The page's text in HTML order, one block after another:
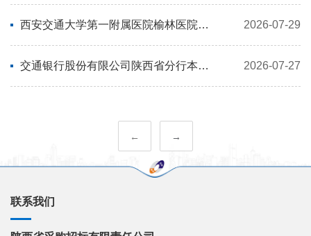
西安交通大学第一附属医院榆林医院耗材采购项目-体外诊断试剂类-高通量测序法试剂-终止公告 2026-07-29
交通银行股份有限公司陕西省分行本部现金类业务外包服务项目（2026-2029年）（二次）征集失败公告 2026-07-27
← →
联系我们